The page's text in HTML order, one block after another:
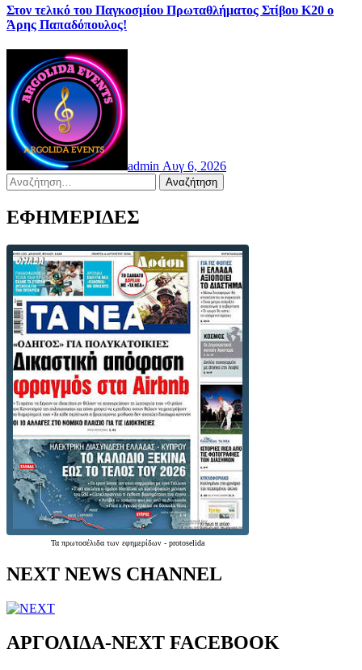
Στον τελικό του Παγκοσμίου Πρωταθλήματος Στίβου Κ20 ο
Άρης Παπαδόπουλος!
admin Αυγ 6, 2026
Αναζήτηση
για:
ΕΦΗΜΕΡΙΔΕΣ
Τα πρωτοσέλιδα των εφημερίδων - protoselida
NEXT NEWS CHANNEL
ΑΡΓΟΛΙΔΑ-ΝΕΧΤ FACEBOOK